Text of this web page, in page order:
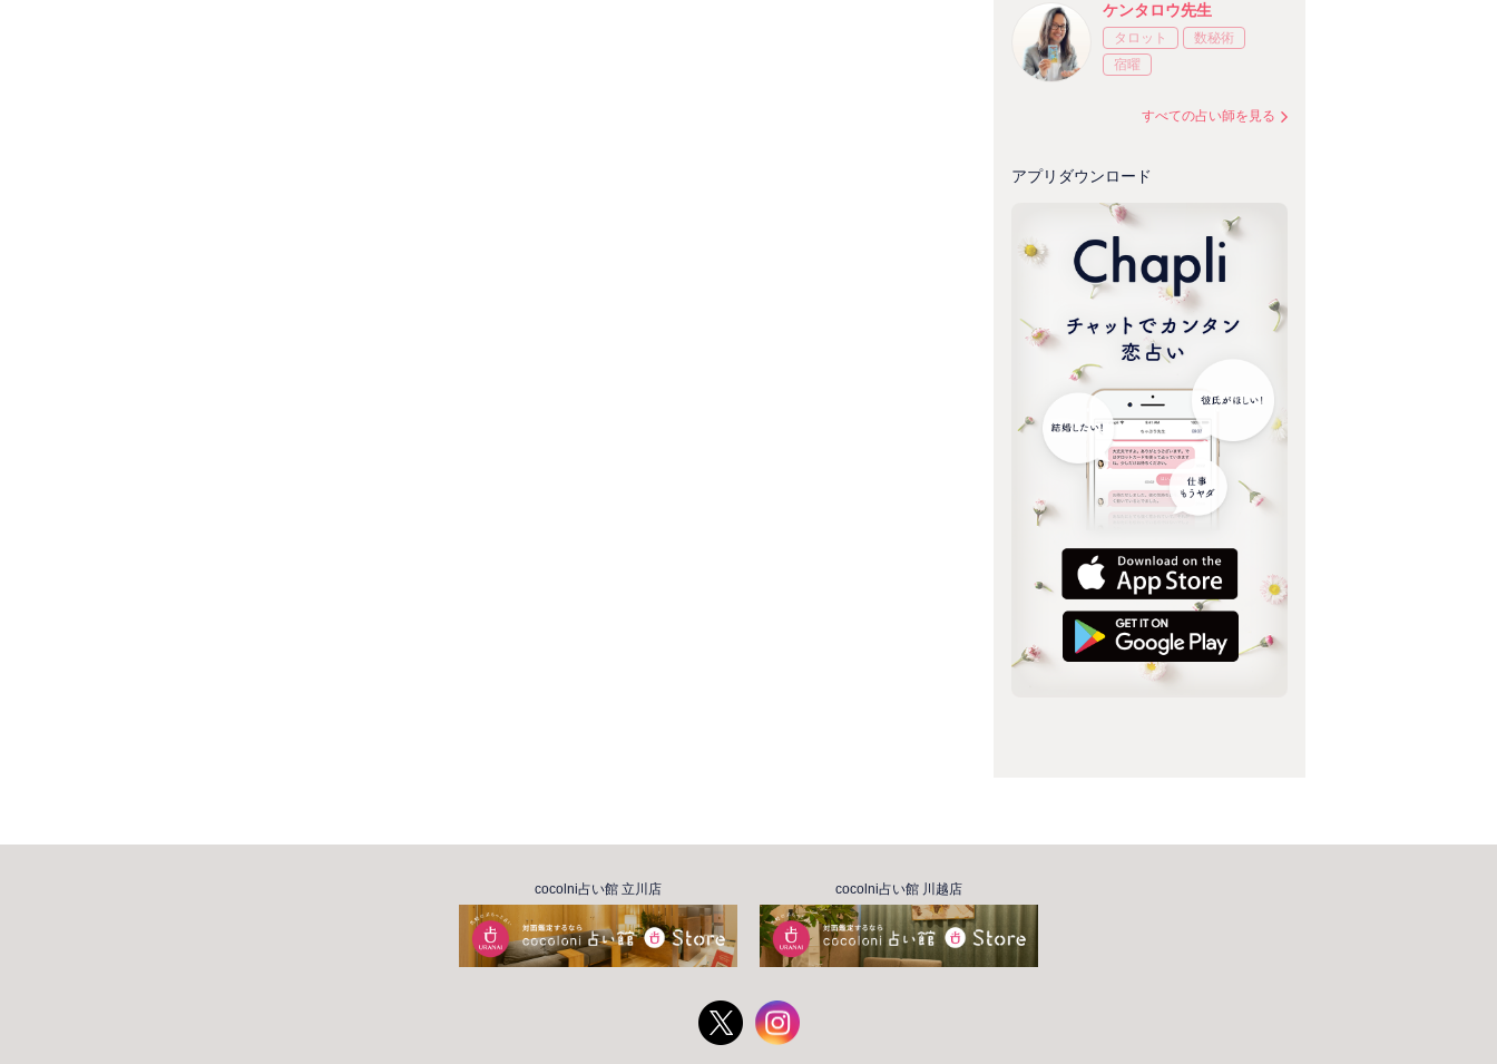
ケンタロウ先生
タロット
数秘術
宿曜
すべての占い師を見る
アプリダウンロード
cocolni占い館 立川店 cocolni占い館 川越店